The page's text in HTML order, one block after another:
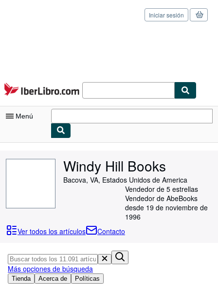
Pasar al contenido principal
IberLibro.com
Iniciar sesión
Menú
Consultar mis pedidos
Libros antiguos
Arte y coleccionismo
Vendedores
Comenzar a vender
Windy Hill Books
Bacova, VA, Estados Unidos de America
Vendedor de 5 estrellas
Vendedor de AbeBooks
desde 19 de noviembre de
1996
Ver todos los artículos
Contacto
Tienda Acerca de Políticas
Más opciones de búsqueda